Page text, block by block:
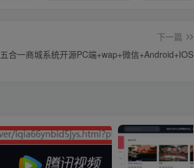
下一篇
五合一商城系统开源PC端+wap+微信+Android+IOS